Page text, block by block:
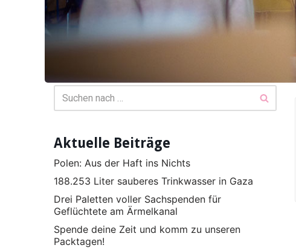
Aktuelle Beiträge
Polen: Aus der Haft ins Nichts
188.253 Liter sauberes Trinkwasser in Gaza
Drei Paletten voller Sachspenden für
Geflüchtete am Ärmelkanal
Spende deine Zeit und komm zu unseren
Packtagen!